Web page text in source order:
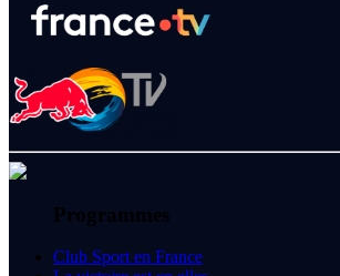
Programmes
Club Sport en France